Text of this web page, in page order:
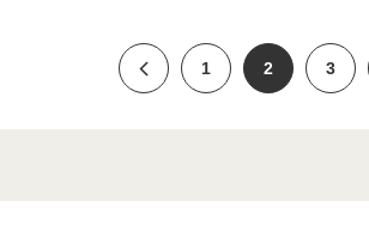
1 2 3